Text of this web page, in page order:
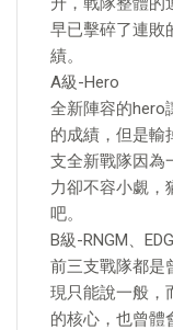
早已擊碎了連敗
績。
A級-Hero
全新陣容的hero
的成績，但是輸
支全新戰隊因為
力卻不容小覷，
吧。
B級-RNGM、
前三支戰隊都是
現只能說一般，
的核心，也曾體